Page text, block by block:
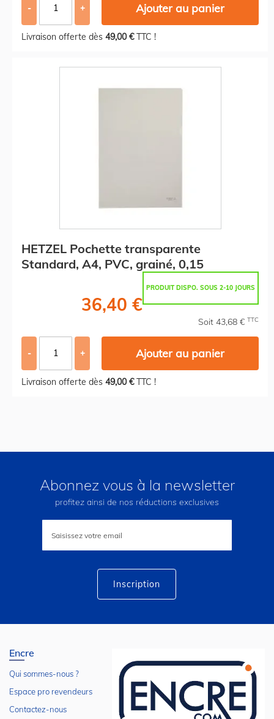
- + Ajouter au panier
Livraison offerte dès 49,00 €TTC !
HETZEL Pochette transparente
Standard, A4, PVC, grainé, 0,15
PRODUIT DISPO. SOUS 2-10 JOURS
36,40 €
Soit 43,68 € TTC
- + Ajouter au panier
Livraison offerte dès 49,00 €TTC !
Abonnez vous à la newsletter
profitez ainsi de nos réductions exclusives
lettre
Inscription
Encre
Qui sommes-nous ?
Espace pro revendeurs
Contactez-nous